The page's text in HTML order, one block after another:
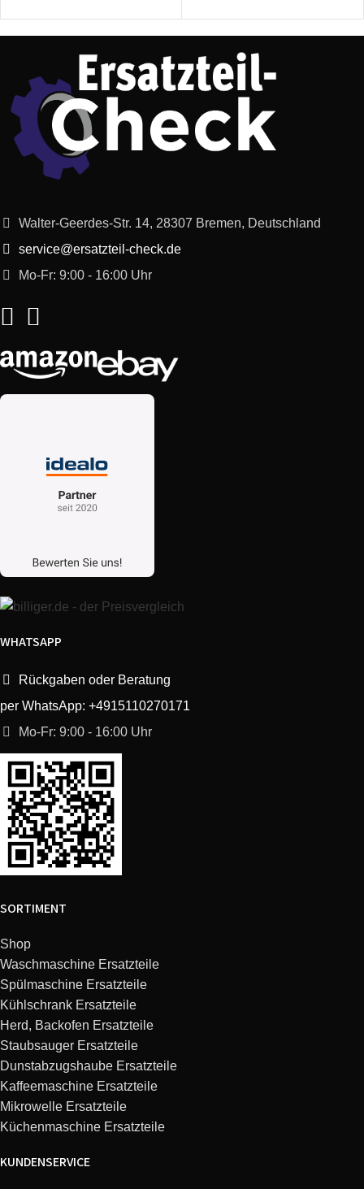
Walter-Geerdes-Str. 14, 28307 Bremen, Deutschland
service@ersatzteil-check.de
Mo-Fr: 9:00 - 16:00 Uhr
WHATSAPP
Rückgaben oder Beratung
per WhatsApp: +4915110270171
Mo-Fr: 9:00 - 16:00 Uhr
SORTIMENT
Shop
Waschmaschine Ersatzteile
Spülmaschine Ersatzteile
Kühlschrank Ersatzteile
Herd, Backofen Ersatzteile
Staubsauger Ersatzteile
Dunstabzugshaube Ersatzteile
Kaffeemaschine Ersatzteile
Mikrowelle Ersatzteile
Küchenmaschine Ersatzteile
KUNDENSERVICE